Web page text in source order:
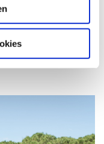
etwas trinken
Resort auch eine